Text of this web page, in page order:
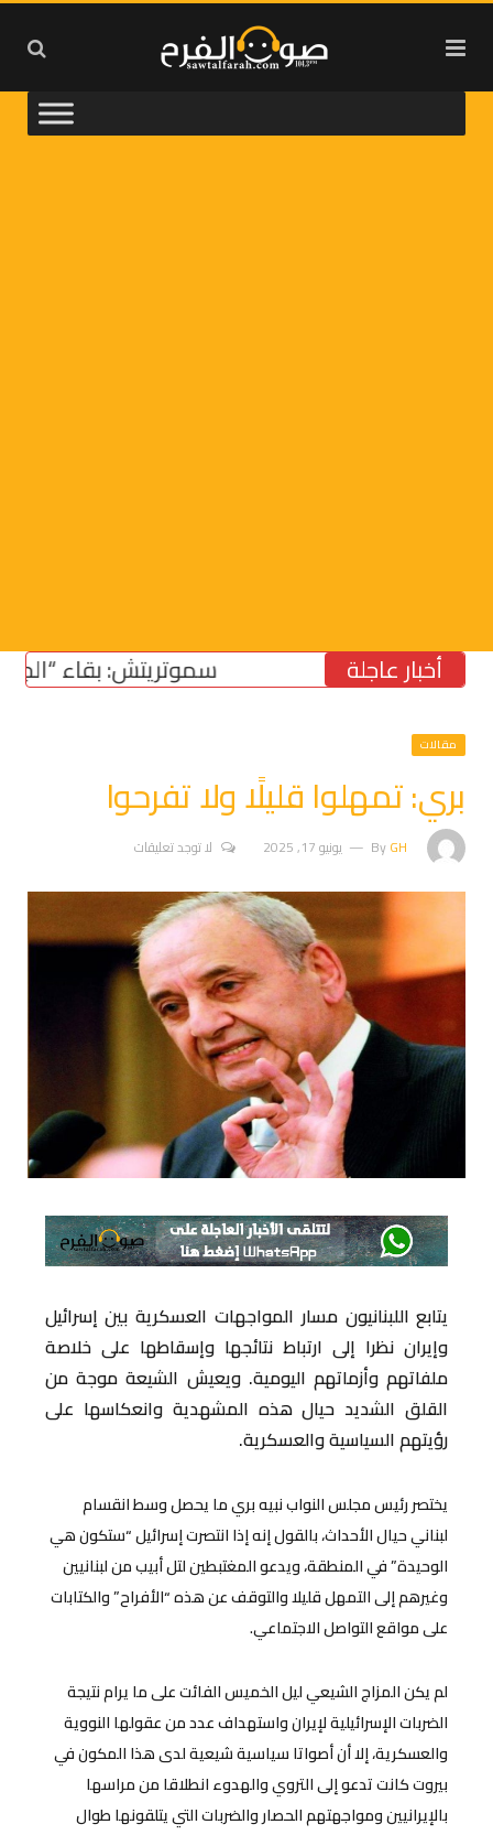
أخبار عاجلة سموتريتش: بقاء “الجيش
مقالات
بري: تمهلوا قليلًا ولا تفرحوا
ByGH يونيو 17, 2025 لا توجد تعليقات
يتابع اللبنانيون مسار المواجهات العسكرية بين إسرائيل
وإيران نظرا إلى ارتباط نتائجها وإسقاطها على خلاصة
ملفاتهم وأزماتهم اليومية. ويعيش الشيعة موجة من
القلق الشديد حيال هذه المشهدية وانعكاسها على
رؤيتهم السياسية والعسكرية.
يختصر رئيس مجلس النواب نبيه بري ما يحصل وسط انقسام
لبناني حيال الأحداث، بالقول إنه إذا انتصرت إسرائيل “ستكون هي
الوحيدة” في المنطقة، ويدعو المغتبطين لتل أبيب من لبنانيين
وغيرهم إلى التمهل قليلا والتوقف عن هذه “الأفراح” والكتابات
على مواقع التواصل الاجتماعي.
لم يكن المزاج الشيعي ليل الخميس الفائت على ما يرام نتيجة
الضربات الإسرائيلية لإيران واستهداف عدد من عقولها النووية
والعسكرية، إلا أن أصواتا سياسية شيعية لدى هذا المكون في
بيروت كانت تدعو إلى التروي والهدوء انطلاقا من مراسها
بالإيرانيين ومواجهتهم الحصار والضربات التي يتلقونها طوال